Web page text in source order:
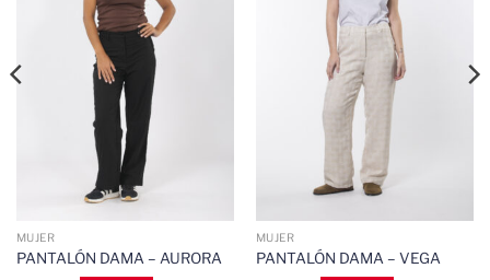
MUJER
PANTALÓN DAMA – AURORA
MUJER
PANTALÓN DAMA – VEGA